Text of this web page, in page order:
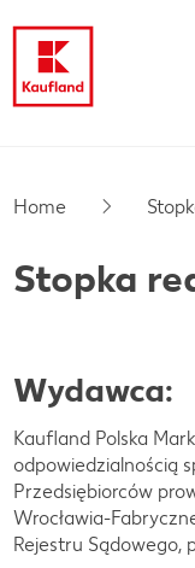
Przejdź do
Stopka
Pływający pasek
Nasze wartości
Compliance
My dla Ciebie
Odpowiedzialność
Ekspansja
Działki na sprzedaż
Inwestycje
Home
Stopka
Wydawca:
Kaufland Polska
odpowiedzialnością
Przedsiębiorców
Wrocławia-
Rejestru Sądowego,